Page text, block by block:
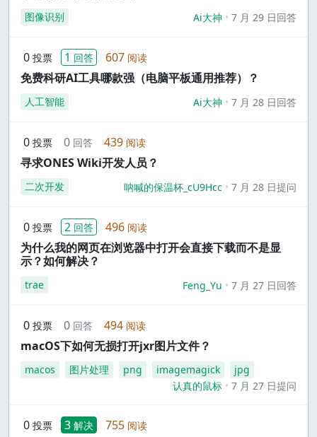
图像识别 Ai大神 7 月 29 日回答
0 投票 1 回答 607 阅读
免费科研AI工具哪款强（电脑平板通用推荐）？
人工智能 Ai大神 7 月 28 日回答
0 投票 0 回答 439 阅读
寻求ONES Wiki开发人员？
二次开发 呐喊的保温杯_cU9Hcc 7 月 28 日提问
0 投票 2 回答 496 阅读
为什么我的网页在浏览器中打开会直接下载而不是显
示？如何解决？
trae Feng_Yu 7 月 27 日回答
0 投票 0 回答 494 阅读
macOS下如何无损打开jxr图片文件？
macos 图片处理 png imagemagick
jpg
认真的鼠标
7 月 27 日提问
0 投票 3 解决 755 阅读